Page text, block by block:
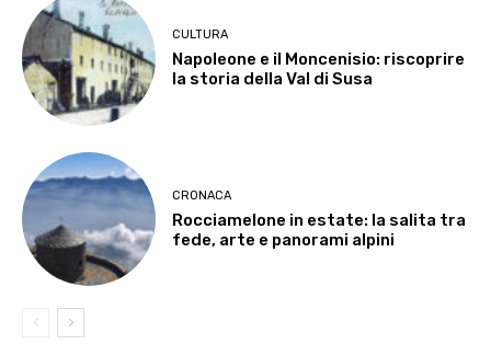
CULTURA
Napoleone e il Moncenisio: riscoprire
la storia della Val di Susa
CRONACA
Rocciamelone in estate: la salita tra
fede, arte e panorami alpini